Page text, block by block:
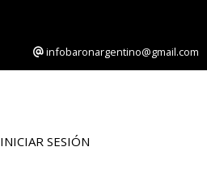
infobaronargentino@gmail.com
INICIAR SESIÓN